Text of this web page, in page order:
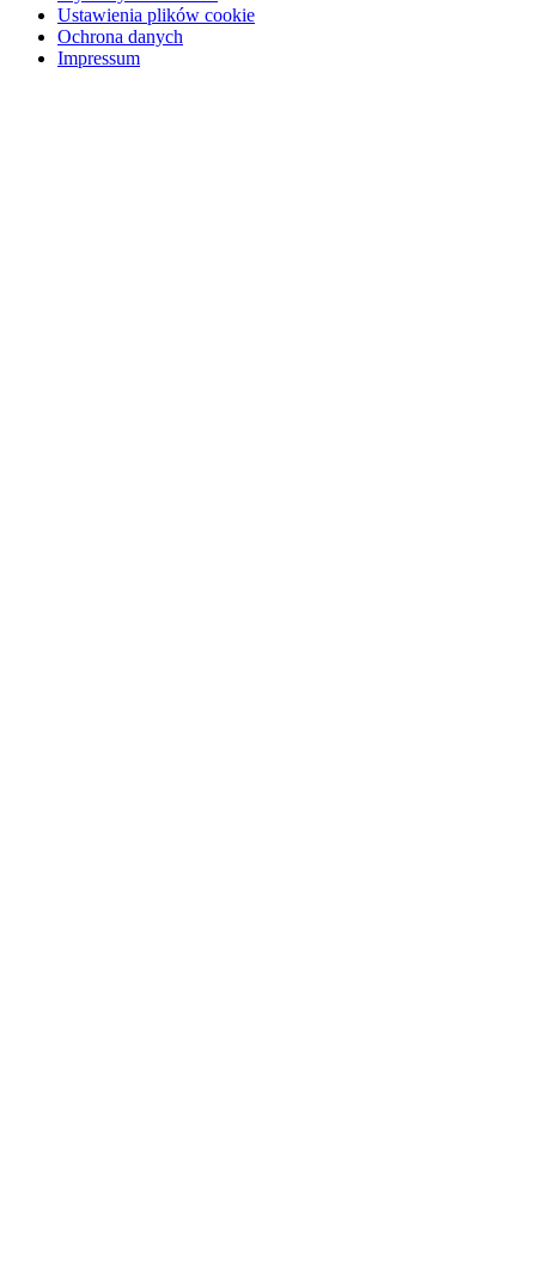
Ustawienia plików cookie
Ochrona danych
Impressum